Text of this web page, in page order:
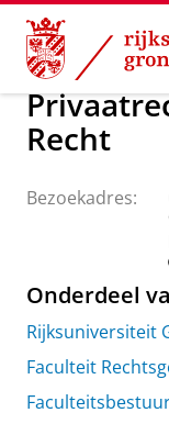
Skip
Content
Skip
Navigation
Over ons
Recht
Bezoekadres:
Onderdeel
Rijksuniversiteit
Faculteit